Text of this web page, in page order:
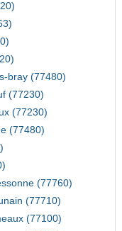
bray (77480)
(77230)
(77230)
(77480)
(77760)
(77710)
(77100)